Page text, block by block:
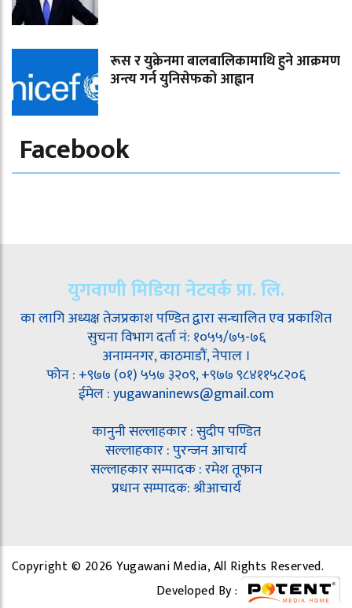
रूस र युक्रेनमा बालबालिकामाथि हुने आक्रमण
अन्त्य गर्न युनिसेफको आह्वान
Facebook
युगवाणी मिडिया नेटवर्क प्रा. लि.
का लागि अध्यक्ष तेजप्रकाश पण्डित द्वारा सन्चालित एव प्रकाशित
सुचना विभाग दर्ता नं: १०५५/७५-७६
अनामनगर, काठमाडौं, नेपाल ।
फोन : +९७७ (०१) ५५७ ३२०९, +९७७ ९८४११५८२०६
ईमेल : yugawaninews@gmail.com
कानुनी सल्लाहकार : सुदीप पण्डित
सल्लाहकार : पुरन्जन आचार्य
सल्लाहकार सम्पादक : रमेश तूफान
प्रधान सम्पादक: श्रीआचार्य
Copyright © 2026 Yugawani Media, All Rights Reserved.
Developed By :